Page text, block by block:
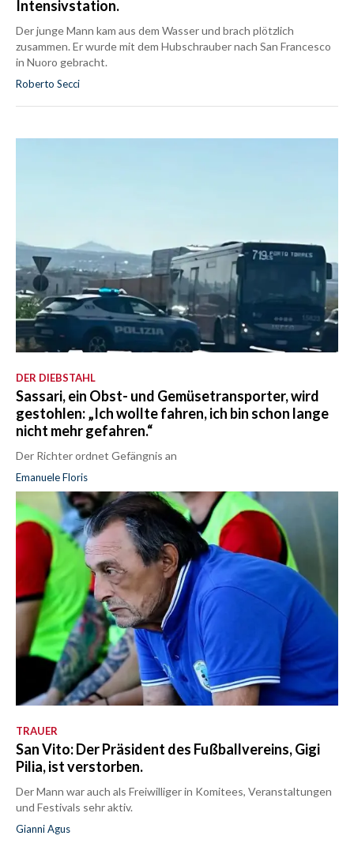
Intensivstation.
Der junge Mann kam aus dem Wasser und brach plötzlich
zusammen. Er wurde mit dem Hubschrauber nach San Francesco
in Nuoro gebracht.
Roberto Secci
DER DIEBSTAHL
Sassari, ein Obst- und Gemüsetransporter, wird
gestohlen: „Ich wollte fahren, ich bin schon lange
nicht mehr gefahren.“
Der Richter ordnet Gefängnis an
Emanuele Floris
TRAUER
San Vito: Der Präsident des Fußballvereins, Gigi
Pilia, ist verstorben.
Der Mann war auch als Freiwilliger in Komitees, Veranstaltungen
und Festivals sehr aktiv.
Gianni Agus